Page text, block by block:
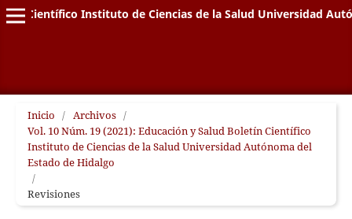
Científico Instituto de Ciencias de la Salud Universidad
Inicio / Archivos /
Vol. 10 Núm. 19 (2021): Educación y Salud Boletín Científico
Instituto de Ciencias de la Salud Universidad Autónoma del
Estado de Hidalgo
/
Revisiones